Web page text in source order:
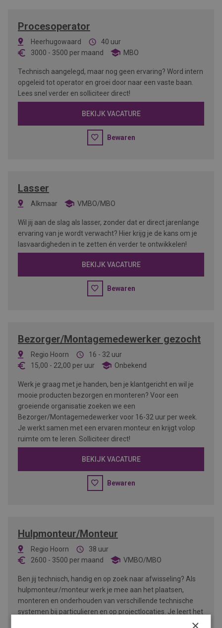
Procesoperator
Heerhugowaard
40 uur
3000 - 3500 per maand MBO
Technisch aangelegd, maar nog geen ervaring? Word intern
opgeleid tot operator en groei door naar een vaste baan.
Lees snel verder en solliciteer direct!
BEKIJK VACATURE
Bewaren
Lasser
Alkmaar VMBO/MBO
Wil jij aan de slag als lasser, zonder dat er direct jarenlange
ervaring van je wordt verwacht? Hier krijg je de kans om je
lasvaardigheden in te zetten én verder te ontwikkelen!
BEKIJK VACATURE
Bewaren
Bezorger/Montagemedewerker gezocht
Regio Hoorn
16 - 32 uur
15,00 - 22,00 per uur Onbekend
Werk je graag met je handen, ben je klantgericht en wil je
mooie producten bezorgen en monteren? Voor een
groeiende organisatie zoeken we een
Bezorger/Montagemedewerker voor 16-32 uur per week.
Je werkt samen met een ervaren monteur en krijgt volop
ruimte om te leren. Solliciteer direct!
BEKIJK VACATURE
Bewaren
Hulpmonteur/Monteur
Regio Hoorn
38 uur
2600 - 3500 per maand VMBO/MBO
Ben jij technisch, handig en op zoek naar afwisseling? Als
hulpmonteur/monteur werk je mee aan het plaatsen,
monteren en onderhouden van verschillende technische
systemen bij particulieren en op projectlocaties. Je leert het
vak in de praktijk en werkt samen met een gezellig team.